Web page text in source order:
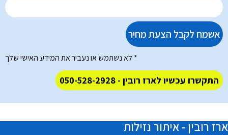
אשמח לקבל הצעת מחיר
* לא נשתמש או נעביר את המידע האישי שלך
התקשרו עכשיו לארז רובין - 050-528-2928
ארז רובין - איתור נזילות